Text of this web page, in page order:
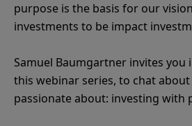
purpose is the basis for our
investments to be impact
Samuel Baumgartner invites
this webinar series, to chat
passionate about: investing with